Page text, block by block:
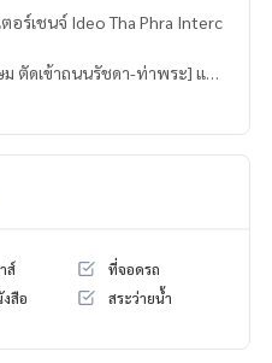
อร์เชนจ์ Ideo Tha Phra Interc
ตัดเข้าถนนรัชดา-ท่าพระ] แขว
ม.
ส์
ที่จอดรถ
สือ
สระว่ายน้ำ